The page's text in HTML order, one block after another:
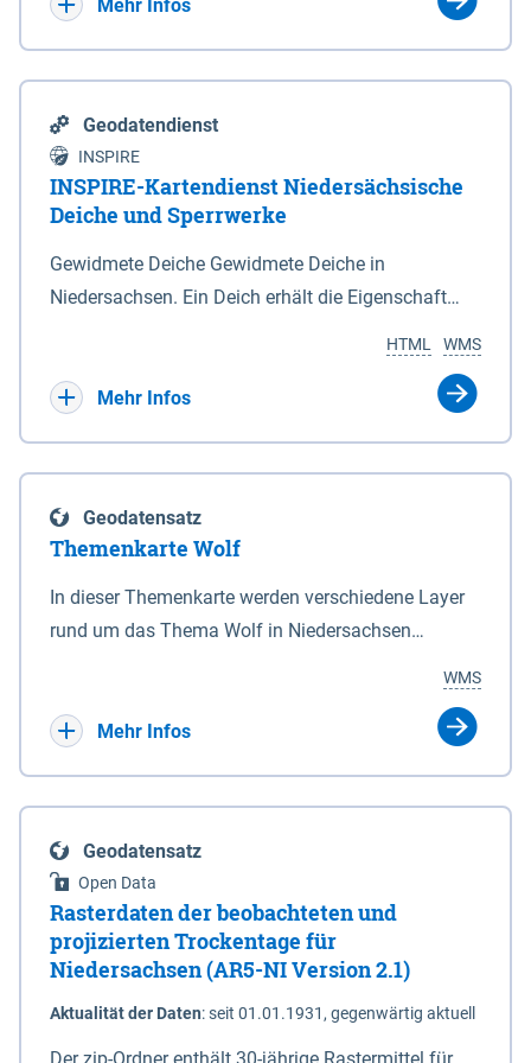
Mehr Infos
Geodatendienst
INSPIRE
INSPIRE-Kartendienst Niedersächsische
Deiche und Sperrwerke
Gewidmete Deiche Gewidmete Deiche in
Niedersachsen. Ein Deich erhält die Eigenschaft
Deichbehörde durch Verordnung ausspricht. Für
enthalten. Sperrwerke Sperrwerke sind Bauwerke
mit Sperrvorrichtungen in Tidegewässern, die dem
Schutz eines Gebietes vor erhöhten Tiden, vor allem
vor Sturmfluten, zu dienen bestimmt sind (§2 Abs.3
Eigenschaft eines Sperrwerkes durch Widmung, die
die Deichbehörde durch Verordnung ausspricht.
WMS
HTML
Mehr Infos
Geodatensatz
Themenkarte Wolf
In dieser Themenkarte werden verschiedene Layer
rund um das Thema Wolf in Niedersachsen
sowie Status der bestehenden Wolfsterritorien im
laufenden Monitoringjahr.
WMS
Mehr Infos
Geodatensatz
Open Data
Rasterdaten der beobachteten und
projizierten Trockentage für
Niedersachsen (AR5-NI Version 2.1)
Aktualität der Daten:seit 01.01.1931, gegenwärtig aktuell